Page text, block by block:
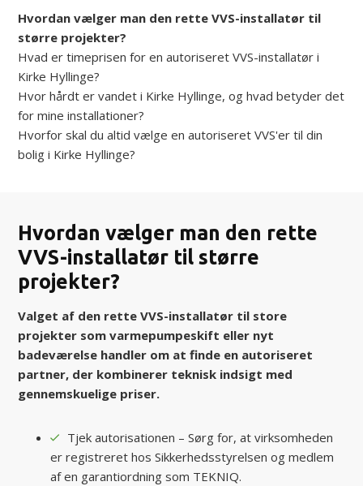
Hvordan vælger man den rette VVS-installatør til
større projekter?
Hvad er timeprisen for en autoriseret VVS-installatør i
Kirke Hyllinge?
Hvor hårdt er vandet i Kirke Hyllinge, og hvad betyder det
for mine installationer?
Hvorfor skal du altid vælge en autoriseret VVS'er til din
bolig i Kirke Hyllinge?
Hvordan vælger man den rette
VVS-installatør til større
projekter?
Valget af den rette VVS-installatør til store
projekter som varmepumpeskift eller nyt
badeværelse handler om at finde en autoriseret
partner, der kombinerer teknisk indsigt med
gennemskuelige priser.
Tjek autorisationen – Sørg for, at virksomheden
er registreret hos Sikkerhedsstyrelsen og medlem
af en garantiordning som TEKNIQ.